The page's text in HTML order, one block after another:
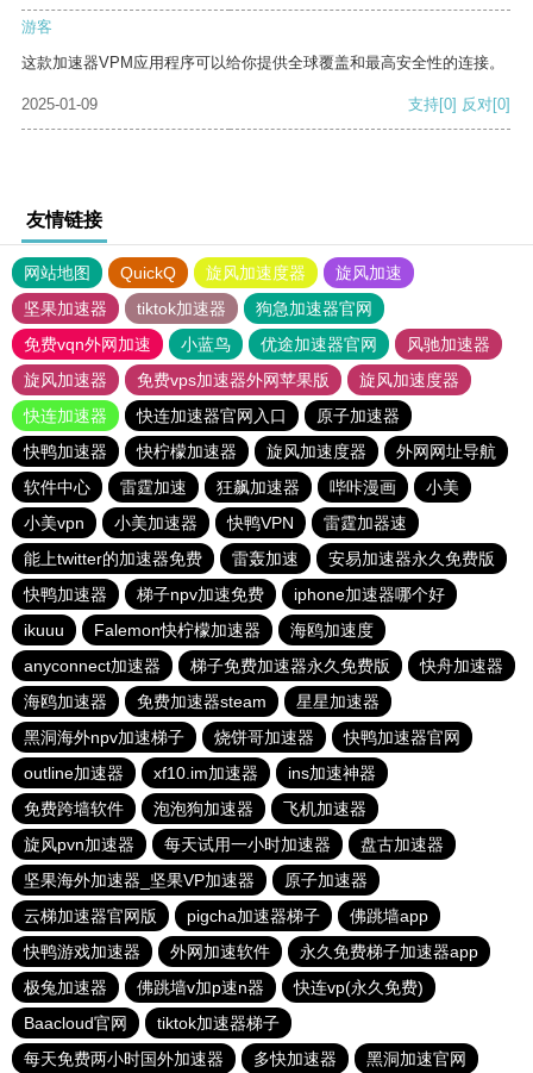
游客
这款加速器VPM应用程序可以给你提供全球覆盖和最高安全性的连接。
2025-01-09 支持[0] 反对[0]
友情链接
网站地图 QuickQ 旋风加速度器
旋风加速
坚果加速器
tiktok加速器
狗急加速器官网
免费vqn外网加速
小蓝鸟 优途加速器官网
风驰加速器
旋风加速器
免费vps加速器外网苹果版
旋风加速度器
快连加速器
快连加速器官网入口
原子加速器
快鸭加速器
快柠檬加速器 旋风加速度器
外网网址导航
软件中心
雷霆加速 狂飙加速器 哔咔漫画
小美
小美vpn
小美加速器 快鸭VPN
雷霆加器速
能上twitter的加速器免费
雷轰加速
安易加速器永久免费版
快鸭加速器
梯子npv加速免费
iphone加速器哪个好
ikuuu
Falemon快柠檬加速器
海鸥加速度
anyconnect加速器
梯子免费加速器永久免费版
快舟加速器
海鸥加速器
免费加速器steam
星星加速器
黑洞海外npv加速梯子
烧饼哥加速器
快鸭加速器官网
outline加速器
xf10.im加速器
ins加速神器
免费跨墙软件
泡泡狗加速器
飞机加速器
旋风pvn加速器
每天试用一小时加速器
盘古加速器
坚果海外加速器_坚果VP加速器
原子加速器
云梯加速器官网版
pigcha加速器梯子
佛跳墙app
快鸭游戏加速器
外网加速软件
永久免费梯子加速器app
极兔加速器
佛跳墙v加p速n器
快连vp(永久免费)
Baacloud官网
tiktok加速器梯子
每天免费两小时国外加速器
多快加速器 黑洞加速官网